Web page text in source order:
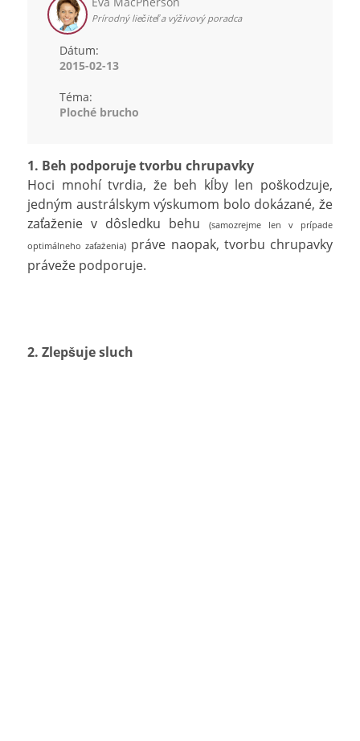
Prírodný liečiteľ a výživový poradca
Dátum:
2015-02-13
Téma:
Ploché brucho
1. Beh podporuje tvorbu chrupavky
Hoci mnohí tvrdia, že beh kĺby len poškodzuje,
jedným austrálskym výskumom bolo dokázané, že
zaťaženie v dôsledku behu
(samozrejme len v prípade
optimálneho zaťaženia) práve naopak, tvorbu chrupavky
práveže podporuje.
2. Zlepšuje sluch